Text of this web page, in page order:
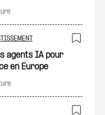
agents IA pour
en Europe